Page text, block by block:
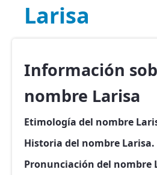
Larisa
Información
nombre Larisa
Etimología del nombre
Historia del nombre Larisa.
Pronunciación del nombre